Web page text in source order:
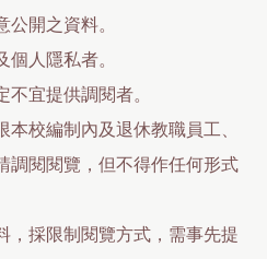
公開之資料。
個人隱私者。
不宜提供調閱者。
本校編制內及退休教職員工、
調閱閱覽，但不得作任何形式
，採限制閱覽方式，需事先提